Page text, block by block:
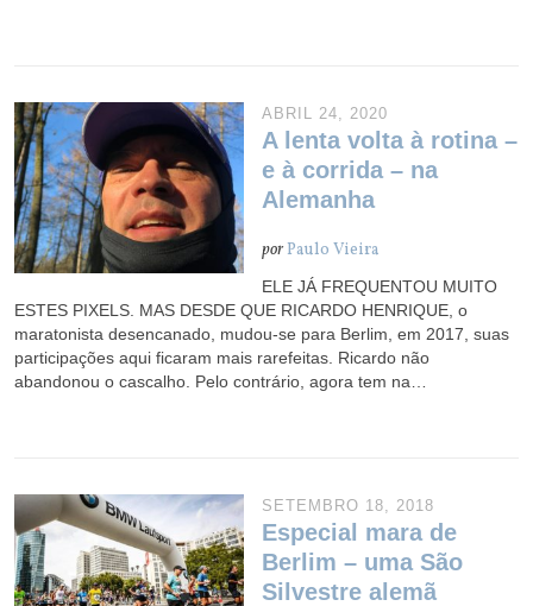
ABRIL 24, 2020
A lenta volta à rotina –
e à corrida – na
Alemanha
porPaulo Vieira
ELE JÁ FREQUENTOU MUITO
ESTES PIXELS. MAS DESDE QUE RICARDO HENRIQUE, o
maratonista desencanado, mudou-se para Berlim, em 2017, suas
participações aqui ficaram mais rarefeitas. Ricardo não
abandonou o cascalho. Pelo contrário, agora tem na…
SETEMBRO 18, 2018
Especial mara de
Berlim – uma São
Silvestre alemã